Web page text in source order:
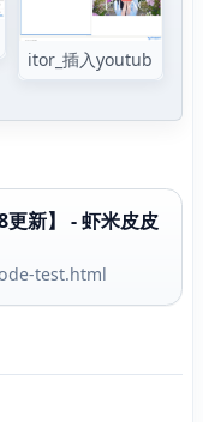
插入youtube视频
新】 - 虾米皮皮
test.html